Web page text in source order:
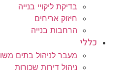
בדיקת ליקויי בנייה
חיזוק אריחים
הרחבות בנייה
כללי
מעבר לניהול בתים
ניהול דירות שכורות